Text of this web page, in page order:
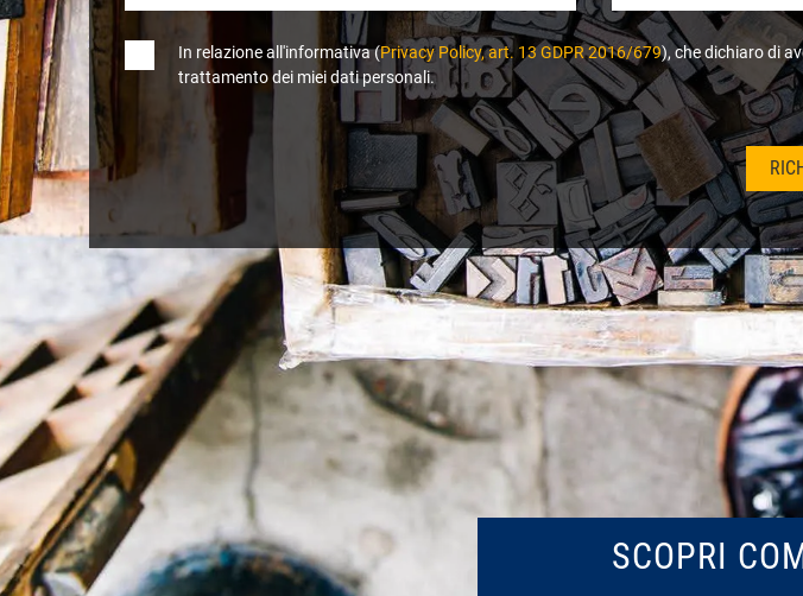
In relazione all'informativa (Privacy Policy, art. 13 GDPR 2016/679), che dichiaro di
trattamento dei miei dati personali.
SCOPRI